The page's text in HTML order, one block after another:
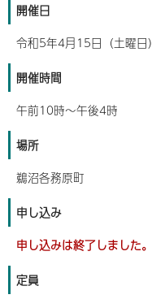
開催日
令和5年4月15日（土曜日）
開催時間
午前10時～午後4時
場所
鵜沼各務原町
申し込み
申し込みは終了しました。
定員